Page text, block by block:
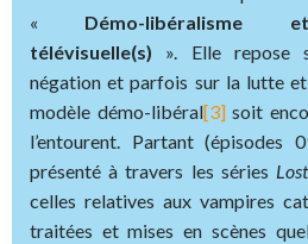
« Démo-libéralisme
télévisuelle(s) ». Elle repose
négation et parfois sur la lutte
modèle démo-libéral[3]soit
l’entourent. Partant
présenté à travers les séries Lost
celles relatives aux vampires
traitées et mises en scènes